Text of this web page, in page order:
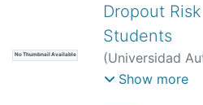
No Thumbnail Available
Dropout
Students
(Universidad
California.
Show more